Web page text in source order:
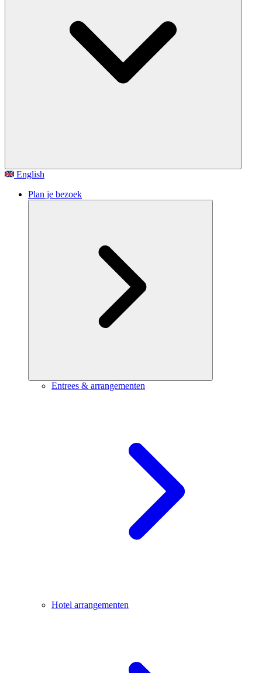
English
Plan je bezoek
Entrees & arrangementen
Hotel arrangementen